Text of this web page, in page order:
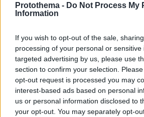
Protothema - Do Not Process My
Information
If you wish to opt-out of the sale,
processing of your personal or
targeted advertising by us, please use
section to confirm your selection.
opt-out request is processed you may
interest-based ads based on personal
us or personal information disclosed to
your opt-out. You may separately opt-